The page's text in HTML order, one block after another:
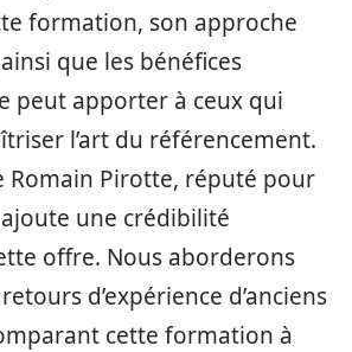
formation, son approche
que les bénéfices
peut apporter à ceux qui
l’art du référencement.
Romain Pirotte, réputé pour
une crédibilité
offre. Nous aborderons
d’expérience d’anciens
cette formation à